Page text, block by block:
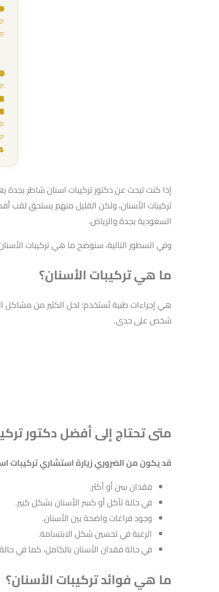
إذا كنت تبحث عن دكتور تركيبات اسنان شاطر
تركيبات الأسنان، ولكن القليل منهم يستحق لقب
السعودية بجدة والرياض.
وفي السطور التالية، سنوضح ما هي تركيبات
ما هي تركيبات الأسنان؟
هي إجراءات طبية تُستخدم؛ لحل الكثير من مشاكل
شخص على حدى.
متى تحتاج إلى أفضل دكتور
قد يكون من الضروري زيارة استشاري تركيبات
فقدان سن أو أكثر.
في حالة تآكل أو كسر الأسنان بشكل كبير.
وجود فراغات واضحة بين الأسنان.
الرغبة في تحسين شكل الابتسامة.
في حالة فقدان الأسنان بالكامل، كما في
ما هي فوائد تركيبات الأسنان؟